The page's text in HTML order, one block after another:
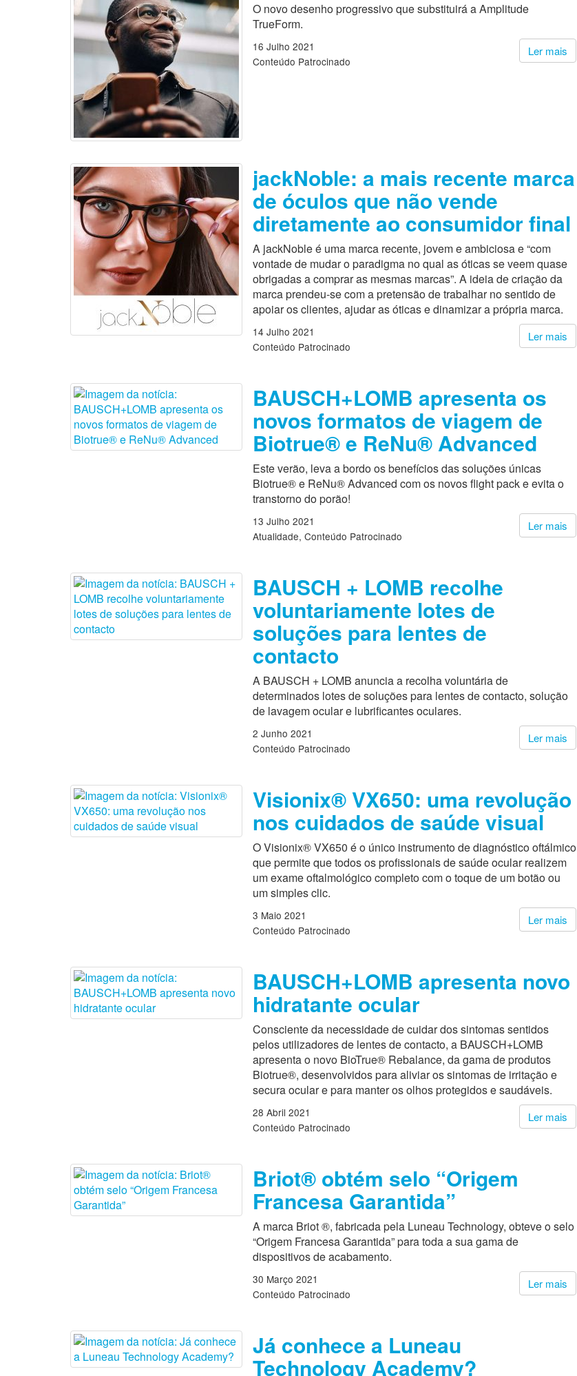
O novo desenho progressivo que substituirá a Amplitude
TrueForm.
Ler mais
16 Julho 2021
Conteúdo Patrocinado
jackNoble: a mais recente marca
de óculos que não vende
diretamente ao consumidor final
A jackNoble é uma marca recente, jovem e ambiciosa e “com
vontade de mudar o paradigma no qual as óticas se veem quase
obrigadas a comprar as mesmas marcas”. A ideia de criação da
marca prendeu-se com a pretensão de trabalhar no sentido de
apoiar os clientes, ajudar as óticas e dinamizar a própria marca.
Ler mais
14 Julho 2021
Conteúdo Patrocinado
BAUSCH+LOMB apresenta os
novos formatos de viagem de
Biotrue® e ReNu® Advanced
Este verão, leva a bordo os benefícios das soluções únicas
Biotrue® e ReNu® Advanced com os novos flight pack e evita o
transtorno do porão!
Ler mais
13 Julho 2021
Atualidade Conteúdo Patrocinado
BAUSCH + LOMB recolhe
voluntariamente lotes de
soluções para lentes de
contacto
A BAUSCH + LOMB anuncia a recolha voluntária de
determinados lotes de soluções para lentes de contacto, solução
de lavagem ocular e lubrificantes oculares.
Ler mais
2 Junho 2021
Conteúdo Patrocinado
Visionix® VX650: uma revolução
nos cuidados de saúde visual
O Visionix® VX650 é o único instrumento de diagnóstico oftálmico
que permite que todos os profissionais de saúde ocular realizem
um exame oftalmológico completo com o toque de um botão ou
um simples clic.
Ler mais
3 Maio 2021
Conteúdo Patrocinado
BAUSCH+LOMB apresenta novo
hidratante ocular
Consciente da necessidade de cuidar dos sintomas sentidos
pelos utilizadores de lentes de contacto, a BAUSCH+LOMB
apresenta o novo BioTrue® Rebalance, da gama de produtos
Biotrue®, desenvolvidos para aliviar os sintomas de irritação e
secura ocular e para manter os olhos protegidos e saudáveis.
Ler mais
28 Abril 2021
Conteúdo Patrocinado
Briot® obtém selo “Origem
Francesa Garantida”
A marca Briot ®, fabricada pela Luneau Technology, obteve o selo
“Origem Francesa Garantida” para toda a sua gama de
dispositivos de acabamento.
Ler mais
30 Março 2021
Conteúdo Patrocinado
Já conhece a Luneau
Technology Academy?